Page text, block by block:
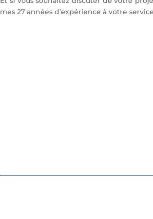
mes 27 années d’expérience à votre